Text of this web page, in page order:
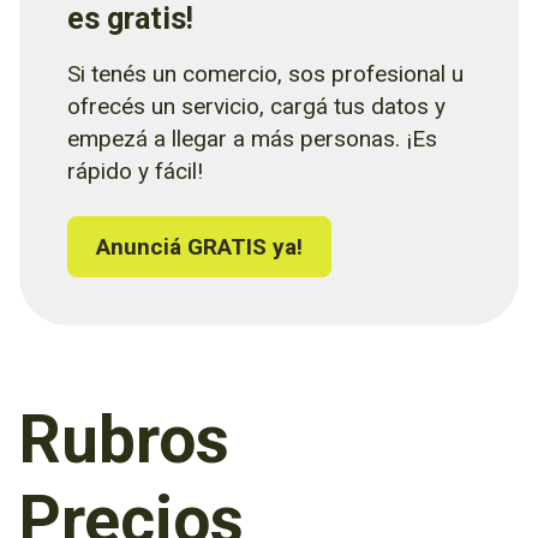
es gratis!
Si tenés un comercio, sos profesional u
ofrecés un servicio, cargá tus datos y
empezá a llegar a más personas. ¡Es
rápido y fácil!
Anunciá GRATIS ya!
Rubros
Precios